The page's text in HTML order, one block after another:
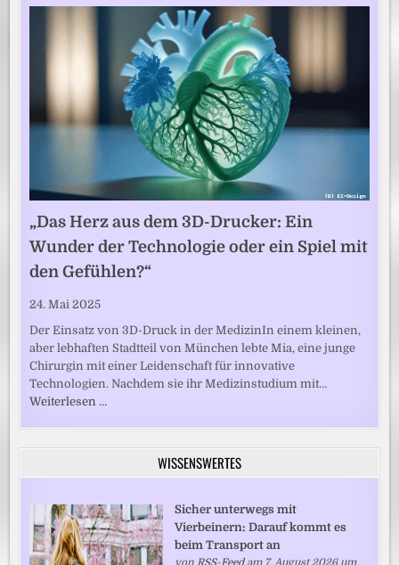
„Das Herz aus dem 3D-Drucker: Ein
Wunder der Technologie oder ein Spiel mit
den Gefühlen?“
24. Mai 2025
Der Einsatz von 3D-Druck in der MedizinIn einem kleinen,
aber lebhaften Stadtteil von München lebte Mia, eine junge
Chirurgin mit einer Leidenschaft für innovative
Technologien. Nachdem sie ihr Medizinstudium mit…
Weiterlesen …
WISSENSWERTES
Sicher unterwegs mit
Vierbeinern: Darauf kommt es
beim Transport an
vonRSS-Feedam 7. August 2026 um